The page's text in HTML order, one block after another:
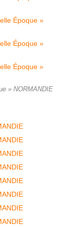
» NORMANDIE